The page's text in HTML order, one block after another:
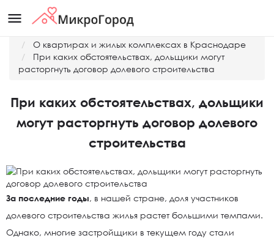
menu
О квартирах и жилых комплексах в Краснодаре
При каких обстоятельствах, дольщики могут
расторгнуть договор долевого строительства
При каких обстоятельствах, дольщики
могут расторгнуть договор долевого
строительства
За последние годы, в нашей стране, доля участников
долевого строительства жилья растет большими темпами.
Однако, многие застройщики в текущем году стали